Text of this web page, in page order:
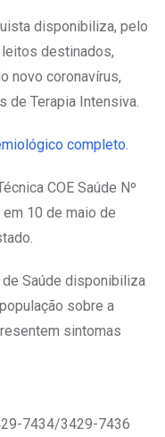
disponibiliza, pelo
leitos destinados,
novo coronavírus,
de Terapia Intensiva.
completo.
COE Saúde Nº
10 de maio de
Saúde disponibiliza
sobre a
sintomas
7434/3429-7436